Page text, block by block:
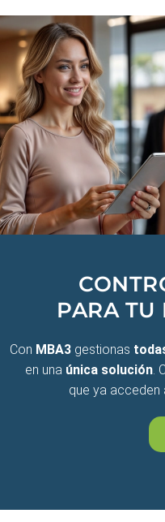
PARA TU
Con MBA3 gestionas
en una única solución.
que ya